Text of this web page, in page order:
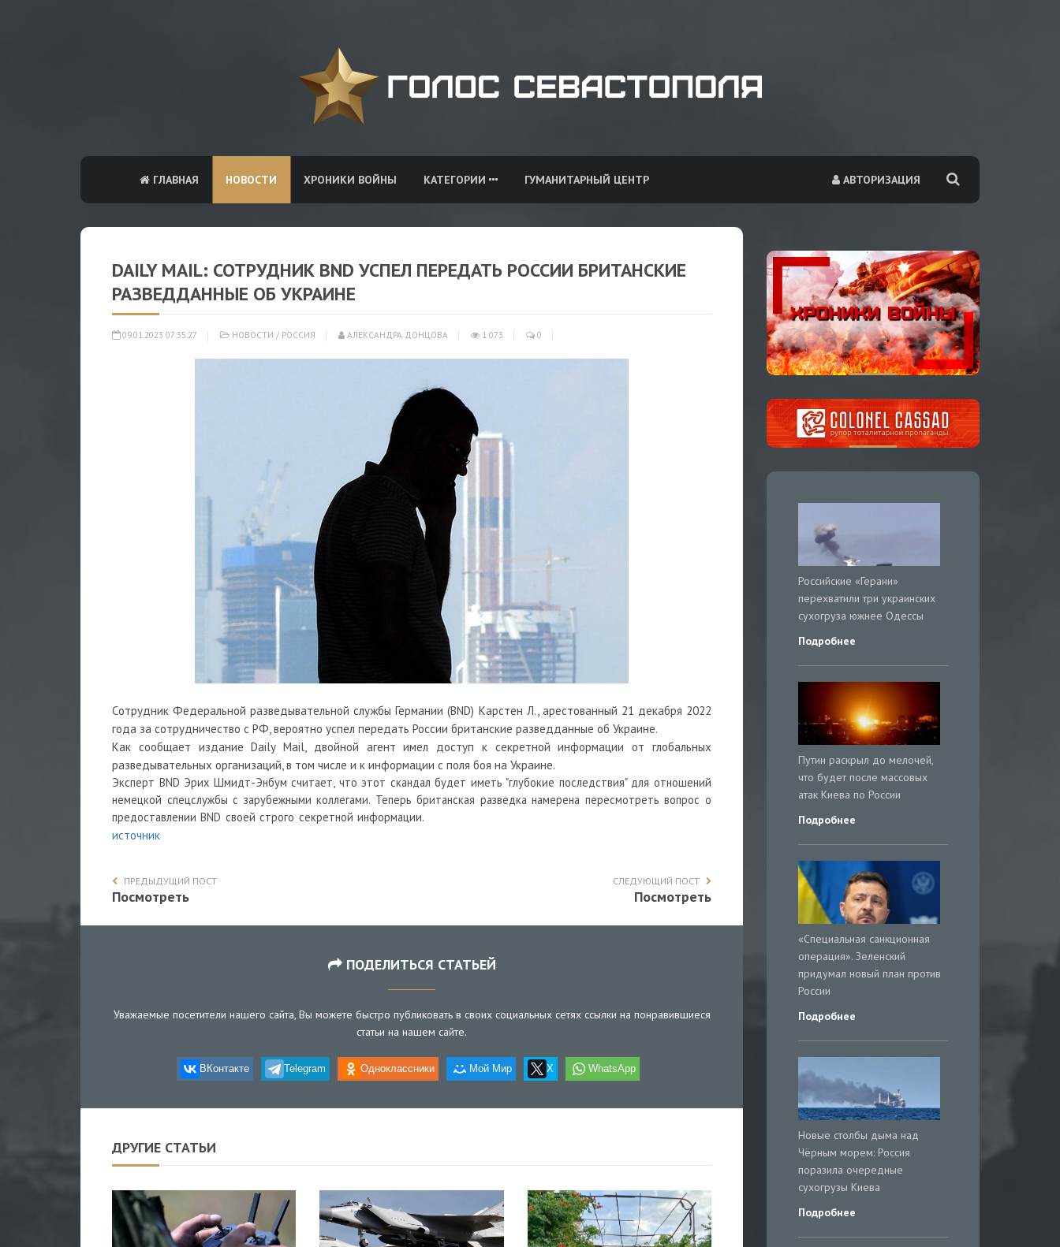
АВТОРИЗАЦИЯ
ГЛАВНАЯ НОВОСТИ ХРОНИКИ ВОЙНЫ КАТЕГОРИИ ГУМАНИТАРНЫЙ ЦЕНТР
DAILY MAIL: СОТРУДНИК BND УСПЕЛ ПЕРЕДАТЬ РОССИИ БРИТАНСКИЕ
РАЗВЕДДАННЫЕ ОБ УКРАИНЕ
09.01.2023 07:35:27 НОВОСТИ / РОССИЯ АЛЕКСАНДРА ДОНЦОВА 1 073 0
Сотрудник Федеральной разведывательной службы Германии (BND) Карстен Л., арестованный 21 декабря 2022
года за сотрудничество с РФ, вероятно успел передать России британские разведданные об Украине.
Как сообщает издание Daily Mail, двойной агент имел доступ к секретной информации от глобальных
разведывательных организаций, в том числе и к информации с поля боя на Украине.
Эксперт BND Эрих Шмидт-Энбум считает, что этот скандал будет иметь "глубокие последствия" для отношений
немецкой спецслужбы с зарубежными коллегами. Теперь британская разведка намерена пересмотреть вопрос о
предоставлении BND своей строго секретной информации.
источник
ПРЕДЫДУЩИЙ ПОСТ
Посмотреть
СЛЕДУЮЩИЙ ПОСТ
Посмотреть
ПОДЕЛИТЬСЯ СТАТЬЕЙ
Уважаемые посетители нашего сайта, Вы можете быстро публиковать в своих социальных сетях ссылки на понравившиеся
статьи на нашем сайте.
ВКонтакте Telegram Одноклассники Мой Мир X WhatsApp
ДРУГИЕ СТАТЬИ
Российские «Герани»
перехватили три украинских
сухогруза южнее Одессы
Подробнее
Путин раскрыл до мелочей,
что будет после массовых
атак Киева по России
Подробнее
«Специальная санкционная
операция». Зеленский
придумал новый план против
России
Подробнее
Новые столбы дыма над
Чёрным морем: Россия
поразила очередные
сухогрузы Киева
Подробнее